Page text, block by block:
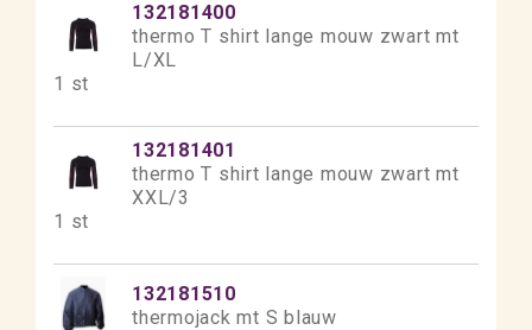
132181400
thermo T shirt lange mouw zwart mt
L/XL
1 st
132181401
thermo T shirt lange mouw zwart mt
XXL/3
1 st
132181510
thermojack mt S blauw